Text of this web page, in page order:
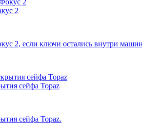
2
2, если ключи остались внутри
сейфа Topaz
сейфа Topaz.